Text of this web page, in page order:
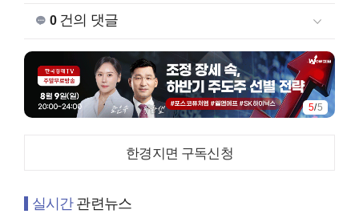
0건의 댓글
5/5
한경지면 구독신청
실시간관련뉴스